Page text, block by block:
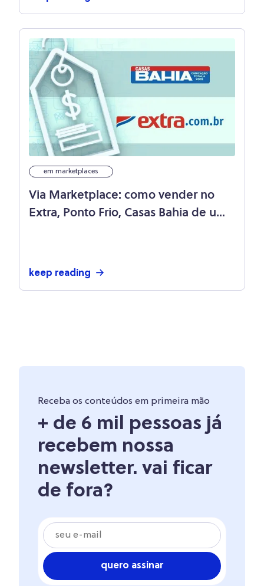
em marketplaces
Via Marketplace: como vender no
Extra, Ponto Frio, Casas Bahia de uma
keep reading
Receba os conteúdos em primeira mão
+ de 6 mil pessoas já
recebem nossa
newsletter. vai ficar
de fora?
quero assinar